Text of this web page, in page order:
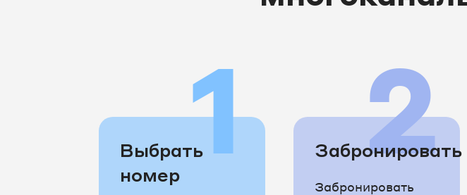
1
Выбрать
номер
2
Забронировать
Забронировать